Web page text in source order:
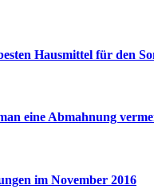
Hausmittel für den
eine Abmahnung
im November 2016